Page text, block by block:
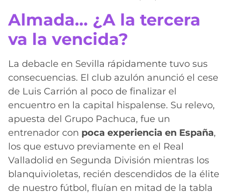
Almada… ¿A la tercera
va la vencida?
La debacle en Sevilla rápidamente tuvo sus
consecuencias. El club azulón anunció el cese
de Luis Carrión al poco de finalizar el
encuentro en la capital hispalense. Su relevo,
apuesta del Grupo Pachuca, fue un
entrenador con poca experiencia en España,
los que estuvo previamente en el Real
Valladolid en Segunda División mientras los
blanquivioletas, recién descendidos de la élite
de nuestro fútbol, fluían en mitad de la tabla